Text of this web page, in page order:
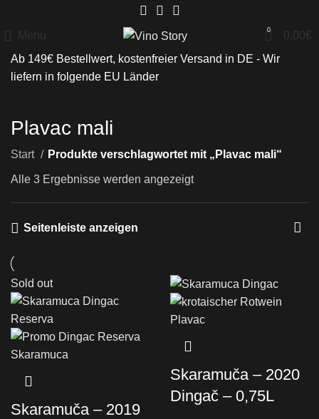
Menu 0 0,00€
Ab 149€ Bestellwert, kostenfreier Versand in DE - Wir
liefern in folgende EU Länder
Plavac mali
Start Produkte verschlagwortet mit „Plavac mali“
Alle 3 Ergebnisse werden angezeigt
Seitenleiste anzeigen
Sold out
Skaramuča – 2019
Skaramuča – 2020
Dingač – 0,75L